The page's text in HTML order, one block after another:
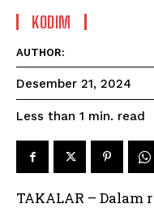
KODIM
AUTHOR:
Desember 21, 2024
Less than 1 min. read
TAKALAR –